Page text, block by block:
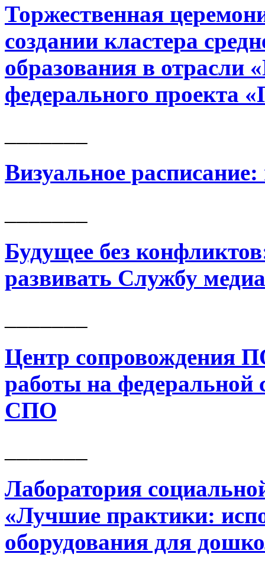
Торжественная
создании кластера
образования в отрасли
федерального проекта
Визуальное
Будущее без
развивать Службу
Центр сопровождения
работы на
СПО
Лаборатория
«Лучшие практики:
оборудования для